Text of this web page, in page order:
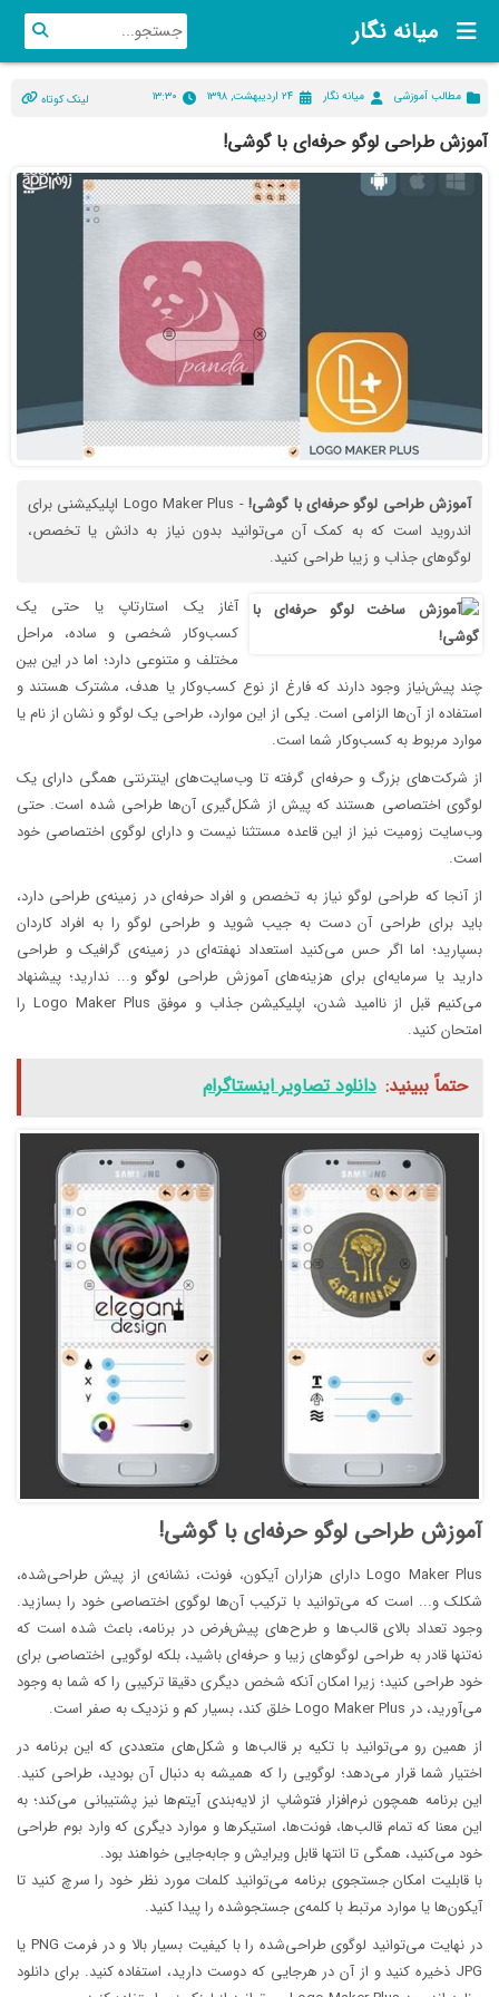
میانه نگار
مطالب آموزشی میانه نگار ۲۴ اردیبهشت, ۱۳۹۸ ۱۳:۳۰ لینک کوتاه
آموزش طراحی لوگو حرفه‌ای با گوشی!
آموزش طراحی لوگو حرفه‌ای با گوشی!
- Logo Maker Plus اپلیکیشنی برای
اندروید است که به کمک آن می‌توانید بدون نیاز به دانش یا تخصص،
لوگوهای جذاب و زیبا طراحی کنید.
آغاز یک استارتاپ یا حتی یک
کسب‌وکار شخصی و ساده، مراحل
مختلف و متنوعی دارد؛ اما در این بین
چند پیش‌نیاز وجود دارند که فارغ از نوع کسب‌وکار یا هدف، مشترک هستند و
استفاده از آن‌ها الزامی است. یکی از این موارد، طراحی یک لوگو و نشان از نام یا
موارد مربوط به کسب‌وکار شما است.
از شرکت‌های بزرگ و حرفه‌ای گرفته تا وب‌سایت‌های اینترنتی همگی دارای یک
لوگوی اختصاصی هستند که پیش از شکل‌گیری آن‌ها طراحی شده است. حتی
وب‌سایت زومیت نیز از این قاعده مستثنا نیست و دارای لوگوی اختصاصی خود
است.
از آنجا که طراحی لوگو نیاز به تخصص و افراد حرفه‌ای در زمینه‌ی طراحی دارد،
باید برای طراحی آن دست به جیب شوید و طراحی لوگو را به افراد کاردان
بسپارید؛ اما اگر حس می‌کنید استعداد نهفته‌ای در زمینه‌ی گرافیک و طراحی
دارید یا سرمایه‌ای برای هزینه‌های آموزش طراحی لوگو و‌... ندارید؛ پیشنهاد
می‌کنیم قبل از ناامید شدن، اپلیکیشن جذاب و موفق Logo Maker Plus را
امتحان کنید.
حتماً ببینید: دانلود تصاویر اینستاگرام
آموزش طراحی لوگو حرفه‌ای با گوشی!
Logo Maker Plus دارای هزاران آیکون، فونت، نشانه‌ی از پیش طراحی‌شده،
شکلک‌ و‌... است که می‌توانید با ترکیب آن‌ها لوگوی اختصاصی خود را بسازید.
وجود تعداد بالای قالب‌ها و طرح‌های پیش‌فرض در برنامه، باعث شده است که
نه‌تنها قادر به طراحی لوگوهای زیبا و حرفه‌ای باشید، بلکه لوگویی اختصاصی برای
خود طراحی کنید؛ زیرا امکان آنکه شخص دیگری دقیقا ترکیبی را که شما به وجود
می‌آورید، در Logo Maker Plus خلق کند، بسیار کم و نزدیک به صفر است.
از همین رو می‌توانید با تکیه بر قالب‌ها و شکل‌های متعددی که این برنامه در
اختیار شما قرار می‌دهد؛ لوگویی را که همیشه به دنبال آن بودید، طراحی کنید.
این برنامه همچون نرم‌افزار فتوشاپ از لایه‌بندی آیتم‌ها نیز پشتیبانی می‌کند؛ به
این معنا که تمام قالب‌ها، فونت‌ها، استیکرها و موارد دیگری که وارد بوم طراحی
خود می‌کنید، همگی تا انتها قابل ویرایش و جابه‌جایی خواهند بود.
با قابلیت امکان جستجوی برنامه می‌توانید کلمات مورد نظر خود را سرچ کنید تا
آیکون‌ها یا موارد مرتبط با کلمه‌ی جستجوشده را پیدا کنید.
در نهایت می‌توانید لوگوی طراحی‌شده را با کیفیت بسیار بالا و در فرمت PNG یا
JPG ذخیره کنید و از آن در هرجایی که دوست دارید، استفاده کنید. برای دانلود